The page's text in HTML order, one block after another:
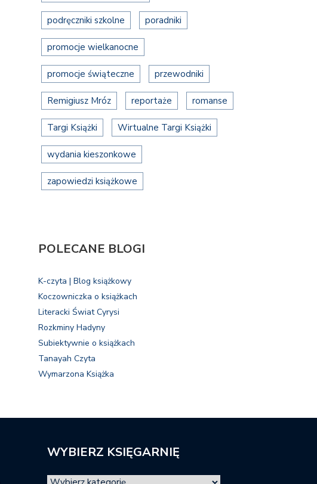
podręczniki szkolne poradniki
promocje wielkanocne
promocje świąteczne przewodniki
Remigiusz Mróz reportaże romanse
Targi Książki Wirtualne Targi Książki
wydania kieszonkowe
zapowiedzi książkowe
POLECANE BLOGI
K-czyta | Blog książkowy
Koczowniczka o książkach
Literacki Świat Cyrysi
Rozkminy Hadyny
Subiektywnie o książkach
Tanayah Czyta
Wymarzona Książka
WYBIERZ KSIĘGARNIĘ